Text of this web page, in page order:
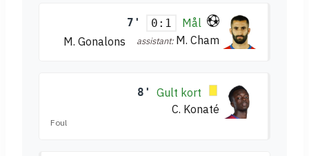
7' 0:1
Mål
M. Gonalons
assistant: M. Cham
8'
Gult kort
C. Konaté
Foul